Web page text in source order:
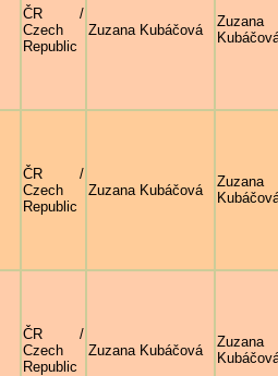
ČR /
Czech
Republic
Zuzana Kubáčová
Zuzana
ČR /
Czech
Republic
Zuzana Kubáčová
Zuzana
ČR /
Czech
Republic
Zuzana Kubáčová
Zuzana